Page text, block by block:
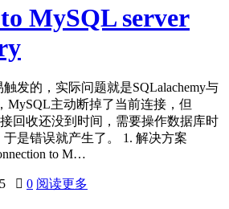
MySQL server
发的，实际问题就是SQLalachemy与
MySQL主动断掉了当前连接，但
接回收还没到时间，需要操作数据库时
是错误就产生了。 1. 解决方案
to M…
 0 阅读更多